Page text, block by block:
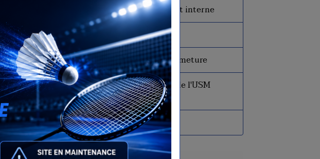
Le règlement interne
Le bureau
Dates de fermeture
Historique de l'USM
Badminton
Presse